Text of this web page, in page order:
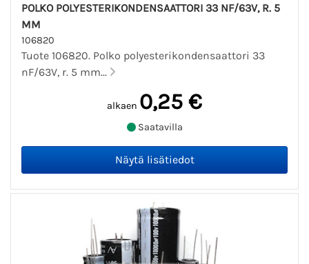
POLKO POLYESTERIKONDENSAATTORI 33 NF/63V, R. 5
MM
106820
Tuote 106820. Polko polyesterikondensaattori 33
nF/63V, r. 5 mm...
alkaen 0,25 €
Saatavilla